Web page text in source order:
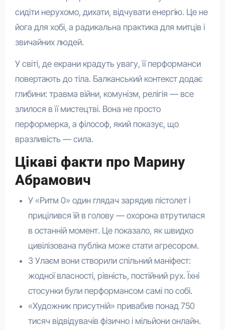
сидіти нерухомо, дихати, відчувати енергію. Це не
йога для хобі, а радикальна практика для митців і
звичайних людей.
У світі, де екрани крадуть увагу, її перформанси
повертають до тіла. Балканський контекст додає
глибини: травма війни, комунізм, релігія — все
злилося в її мистецтві. Вона не просто
перформерка, а філософ, який показує, що
вразливість — сила.
Цікаві факти про Марину
Абрамович
У «Ритм 0» один глядач зарядив пістолет і
прицілився їй в голову — охорона втрутилася
в останній момент. Це показало, як швидко
цивілізована публіка може стати агресором.
З Улаєм вони створили спільний маніфест:
жодної власності, рівність, постійний рух. Їхні
стосунки були перформансом самі по собі.
«Художник присутній» привабив понад 750
тисяч відвідувачів фізично і мільйони онлайн.